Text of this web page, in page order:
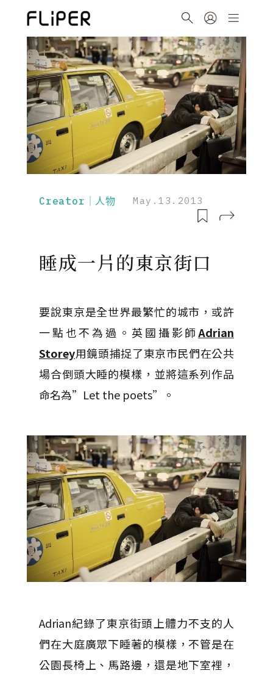
Creator｜人物 May.13.2013
睡成一片的東京街口
要說東京是全世界最繁忙的城市，或許
一點也不為過。英國攝影師Adrian
Storey用鏡頭捕捉了東京市民們在公共
場合倒頭大睡的模樣，並將這系列作品
命名為”Let the poets”。
Adrian紀錄了東京街頭上體力不支的人
們在大庭廣眾下睡著的模樣，不管是在
公園長椅上、馬路邊，還是地下室裡，